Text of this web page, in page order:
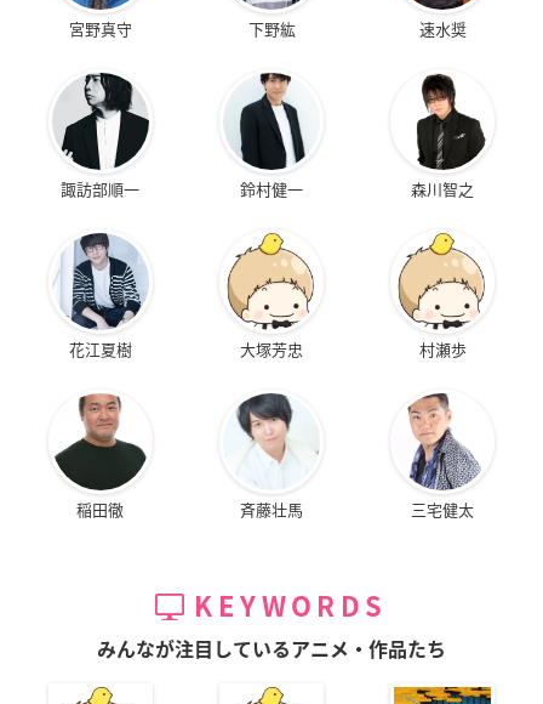
宮野真守 下野紘 速水奨
諏訪部順一 鈴村健一 森川智之
花江夏樹 大塚芳忠 村瀬歩
稲田徹 斉藤壮馬 三宅健太
KEYWORDS
みんなが注目しているアニメ・作品たち